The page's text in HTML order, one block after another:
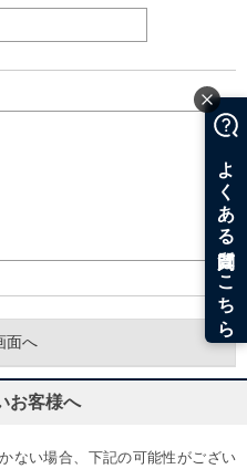
お客様へ
ない場合、下記の可能性がござい